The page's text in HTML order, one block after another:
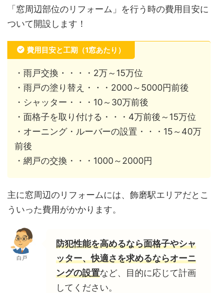
「窓周辺部位のリフォーム」を行う時の費用目安に
ついて開設します！
費用目安と工期（1窓あたり）
・雨戸交換・・・・2万～15万位
・雨戸の塗り替え・・・2000～5000円前後
・シャッター・・・10～30万前後
・面格子を取り付ける・・・4万前後～15万位
・オーニング・ルーバーの設置・・・15～40万
前後
・網戸の交換・・・1000～2000円
主に窓周辺のリフォームには、飾磨駅エリアだとこ
ういった費用がかかります。
白戸
防犯性能を高めるなら面格子やシャ
ッター、快適さを求めるならオーニ
ングの設置など、目的に応じて計画
してください。